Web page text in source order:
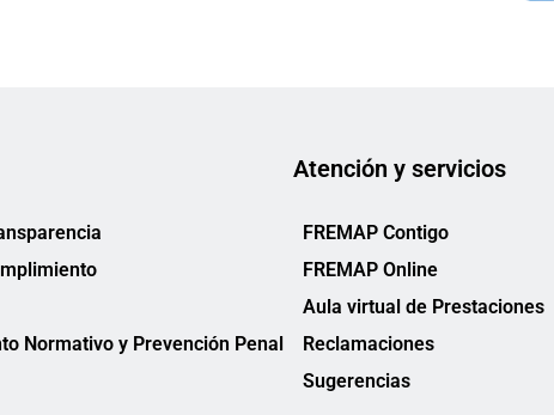
Normativo y Prevención Penal
Atención y servicios
FREMAP Contigo
FREMAP Online
Aula virtual de Prestaciones
Reclamaciones
Sugerencias